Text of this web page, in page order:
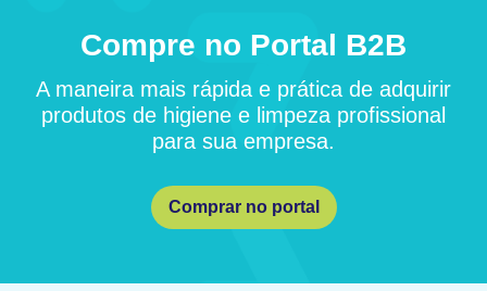
Compre no Portal B2B
A maneira mais rápida e prática de adquirir
produtos de higiene e limpeza profissional
para sua empresa.
Comprar no portal